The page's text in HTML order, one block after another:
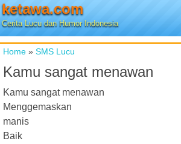
ketawa.com
Cerita Lucu dan Humor Indonesia
Home » SMS Lucu
Kamu sangat menawan
Kamu sangat menawan
Menggemaskan
manis
Baik